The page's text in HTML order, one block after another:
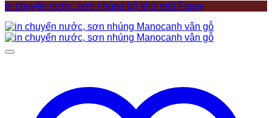
in chuyển nước, sơn nhúng bộ khử mùi Fussy